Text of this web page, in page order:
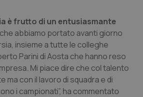
è frutto di un entusiasmante
che abbiamo portato avanti giorno
insieme a tutte le colleghe
Parini di Aosta che hanno reso
Mi piace dire che col talento
ma con il lavoro di squadra e di
i campionati”, ha commentato